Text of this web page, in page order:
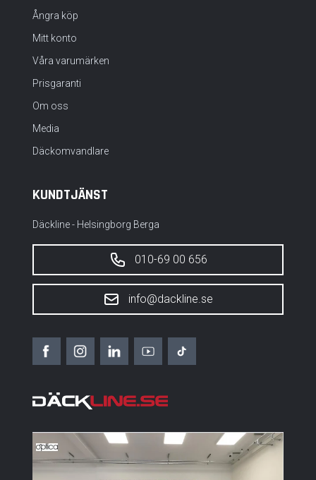
Ångra köp
Mitt konto
Våra varumärken
Prisgaranti
Om oss
Media
Däckomvandlare
KUNDTJÄNST
Däckline - Helsingborg Berga
010-69 00 656
info@dackline.se